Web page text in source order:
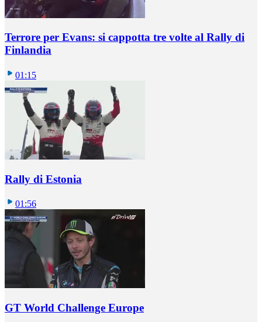
Terrore per Evans: si cappotta tre volte al Rally di
Finlandia
01:15
Rally di Estonia
01:56
GT World Challenge Europe